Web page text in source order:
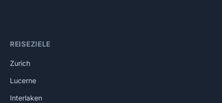
REISEZIELE
Zurich
Lucerne
Interlaken